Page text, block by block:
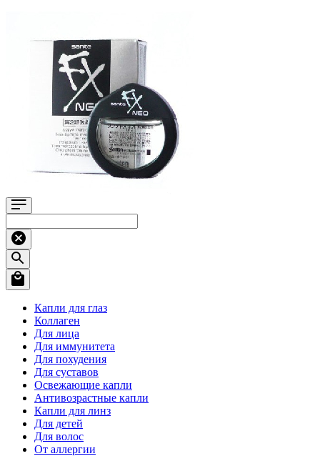
Капли для глаз
Коллаген
Для лица
Для иммунитета
Для похудения
Для суставов
Освежающие капли
Антивозрастные капли
Капли для линз
Для детей
Для волос
От аллергии